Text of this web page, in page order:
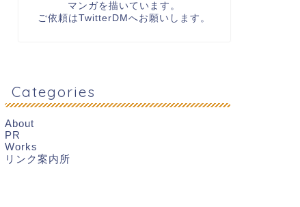
マンガを描いています。
ご依頼はTwitterDMへお願いします。
Categories
About
PR
Works
リンク案内所